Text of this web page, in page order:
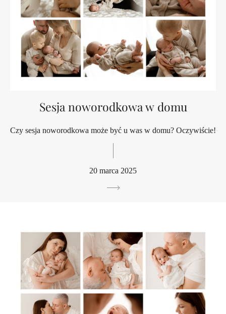
Sesja noworodkowa w domu
Czy sesja noworodkowa może być u was w domu? Oczywiście!
20 marca 2025